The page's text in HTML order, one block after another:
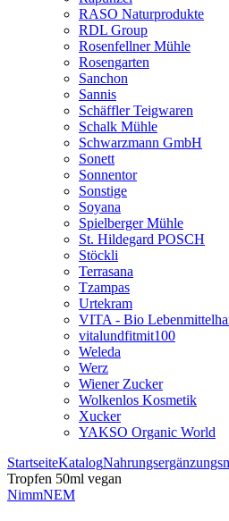
RASO Naturprodukte
RDL Group
Rosenfellner Mühle
Rosengarten
Sanchon
Sannis
Schäffler Teigwaren
Schalk Mühle
Schwarzmann GmbH
Sonett
Sonnentor
Sonstige
Soyana
Spielberger Mühle
St. Hildegard POSCH
Stöckli
Terrasana
Tzampas
Urtekram
VITA - Bio
vitalundfitmit100
Weleda
Werz
Wiener Zucker
Wolkenlos Kosmetik
Xucker
YAKSO Organic World
StartseiteKatalog
Tropfen 50ml vegan
NimmNEM